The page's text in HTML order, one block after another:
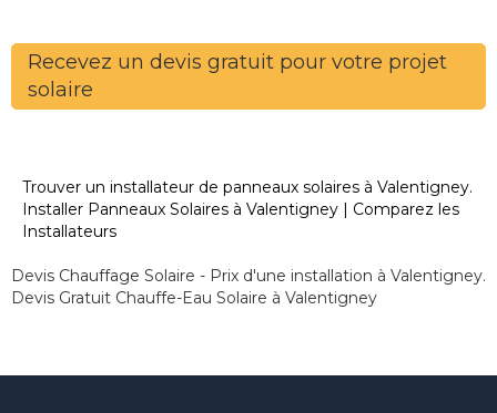
Recevez un devis gratuit pour votre projet
solaire
Trouver un installateur de panneaux solaires à Valentigney.
Installer Panneaux Solaires à Valentigney | Comparez les
Installateurs
Devis Chauffage Solaire - Prix d'une installation à Valentigney.
Devis Gratuit Chauffe-Eau Solaire à Valentigney